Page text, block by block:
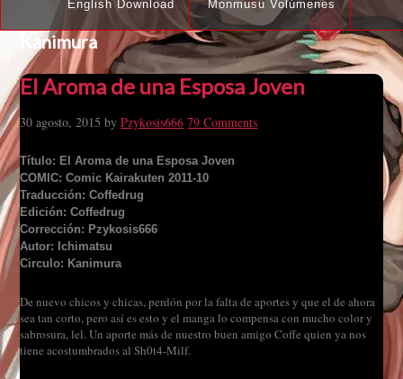
English Download Monmusu Volúmenes
Kanimura
El Aroma de una Esposa Joven
30 agosto, 2015 byPzykosis666 79 Comments
Título: El Aroma de una Esposa Joven
COMIC: Comic Kairakuten 2011-10
Traducción: Coffedrug
Edición: Coffedrug
Corrección: Pzykosis666
Autor: Ichimatsu
Circulo: Kanimura
De nuevo chicos y chicas, perdón por la falta de aportes y que el de ahora
sea tan corto, pero así es esto y el manga lo compensa con mucho color y
sabrosura, lel. Un aporte más de nuestro buen amigo Coffe quien ya nos
tiene acostumbrados al Sh0t4-Milf.